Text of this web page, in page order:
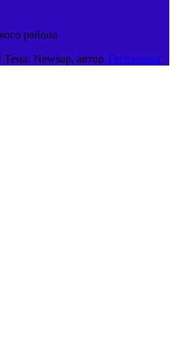
района
| Тема: Newsup, автор Themeansar